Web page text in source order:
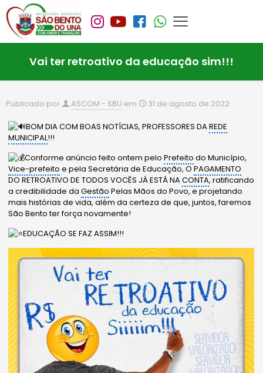
Vai ter retroativo da educação sim!!!
Publicado por ASCOM - SBU em 31 de agosto de 2022
BOM DIA COM BOAS NOTÍCIAS, PROFESSORES DAREDE
MUNICIPAL!!!
Conforme anúncio feito ontem peloPrefeito do Município,
Vice-prefeito e pela Secretária de Educação, OPAGAMENTO
DO RETROATIVO DE TODOS VOCÊS JÁ ESTÁ NACONTA, ratificando
a credibilidade daGestão Pelas Mãos do Povo, e projetando
mais histórias de vida, além da certeza de que, juntos, faremos
São Bento ter força novamente!
EDUCAÇÃO SE FAZ ASSIM!!!